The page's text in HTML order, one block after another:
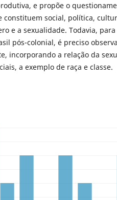
e propõe o
constituem social, política,
e a sexualidade. Todavia,
pós-colonial, é preciso
incorporando a relação da
a exemplo de raça e classe.